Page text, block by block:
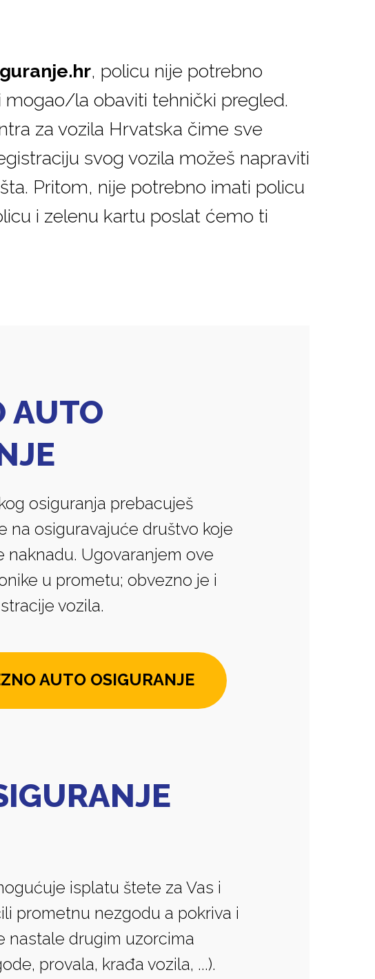
, policu nije potrebno
la obaviti tehnički pregled.
za vozila Hrvatska čime sve
svog vozila možeš napraviti
Pritom, nije potrebno imati policu
i zelenu kartu poslat ćemo ti
AUTO
osiguranja prebacuješ
na osiguravajuće društvo koje
Ugovaranjem ove
u prometu; obvezno je i
vozila.
AUTO OSIGURANJE
isplatu štete za Vas i
prometnu nezgodu a pokriva i
nastale drugim uzorcima
provala, krađa vozila, ...).